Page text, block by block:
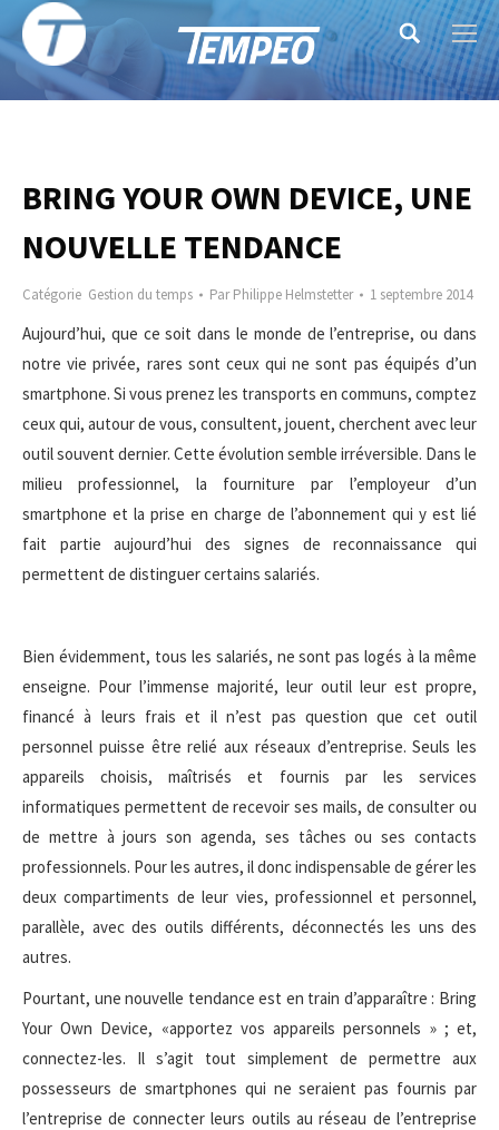
Search:
BRING YOUR OWN DEVICE, UNE
NOUVELLE TENDANCE
Catégorie Gestion du temps ParPhilippe Helmstetter 1 septembre 2014
Aujourd’hui, que ce soit dans le monde de l’entreprise, ou dans
notre vie privée, rares sont ceux qui ne sont pas équipés d’un
smartphone. Si vous prenez les transports en communs, comptez
ceux qui, autour de vous, consultent, jouent, cherchent avec leur
outil souvent dernier. Cette évolution semble irréversible. Dans le
milieu professionnel, la fourniture par l’employeur d’un
smartphone et la prise en charge de l’abonnement qui y est lié
fait partie aujourd’hui des signes de reconnaissance qui
permettent de distinguer certains salariés.
Bien évidemment, tous les salariés, ne sont pas logés à la même
enseigne. Pour l’immense majorité, leur outil leur est propre,
financé à leurs frais et il n’est pas question que cet outil
personnel puisse être relié aux réseaux d’entreprise. Seuls les
appareils choisis, maîtrisés et fournis par les services
informatiques permettent de recevoir ses mails, de consulter ou
de mettre à jours son agenda, ses tâches ou ses contacts
professionnels. Pour les autres, il donc indispensable de gérer les
deux compartiments de leur vies, professionnel et personnel,
parallèle, avec des outils différents, déconnectés les uns des
autres.
Pourtant, une nouvelle tendance est en train d’apparaître : Bring
Your Own Device, «apportez vos appareils personnels » ; et,
connectez-les. Il s’agit tout simplement de permettre aux
possesseurs de smartphones qui ne seraient pas fournis par
l’entreprise de connecter leurs outils au réseau de l’entreprise